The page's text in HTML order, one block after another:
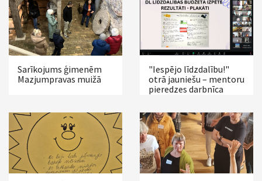
Sarīkojums ģimenēm
Mazjumpravas muižā
"Iespējo līdzdalību!"
otrā jauniešu – mentoru
pieredzes darbnīca